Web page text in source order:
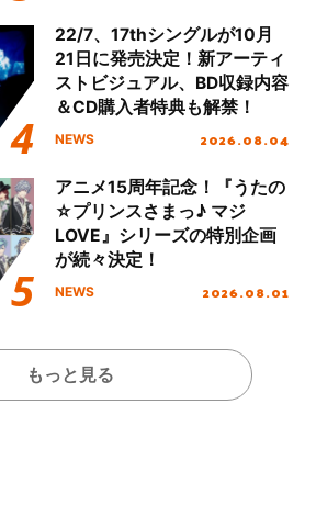
22/7、17thシングルが10月
21日に発売決定！新アーティ
ストビジュアル、BD収録内容
＆CD購入者特典も解禁！
NEWS 2026.08.04
アニメ15周年記念！『うたの
☆プリンスさまっ♪ マジ
LOVE』シリーズの特別企画
が続々決定！
NEWS 2026.08.01
もっと見る